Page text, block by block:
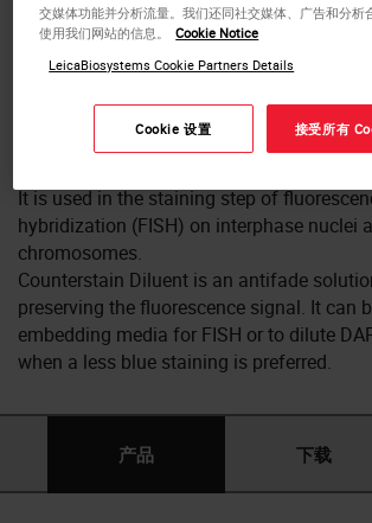
Counterstains
chromosomes. The counterstain consists
antifade, which helps preserving the
It is used in the staining step of
hybridization (FISH) on interphase nuclei
chromosomes.
Counterstain Diluent is an antifade
preserving the fluorescence signal. It can
embedding media for FISH or to dilute
when a less blue staining is preferred.
产品 下载
交媒体功能并分析流量。我们还同社交媒体、广告和分析
使用我们网站的信息。
Cookie Notice
LeicaBiosystems Cookie Partners Details
Cookie 设置 接受所有